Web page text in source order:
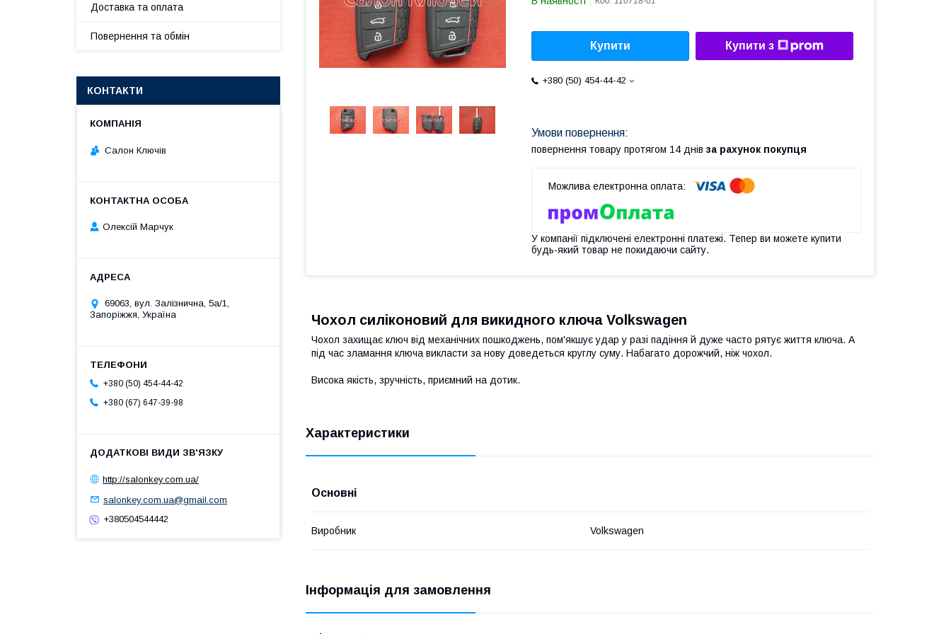
Купити Купити з
+380 (50) 454-44-42
повернення товару протягом 14 днів за рахунок покупця
У компанії підключені електронні платежі. Тепер ви можете купити
будь-який товар не покидаючи сайту.
Чохол силіконовий для викидного ключа Volkswagen
Чохол захищає ключ від механічних пошкоджень, пом'якшує удар у разі падіння й дуже часто рятує життя ключа. А
під час зламання ключа викласти за нову доведеться круглу суму. Набагато дорожчий, ніж чохол.
Висока якість, зручність, приємний на дотик.
Характеристики
Основні
Виробник Volkswagen
Інформація для замовлення
Доставка та оплата
Повернення та обмін
КОНТАКТИ
Салон Ключів
Олексій Марчук
69063, вул. Залізнична, 5а/1,
Запоріжжя, Україна
+380 (50) 454-44-42
+380 (67) 647-39-98
http://salonkey.com.ua/
salonkey.com.ua@gmail.com
+380504544442